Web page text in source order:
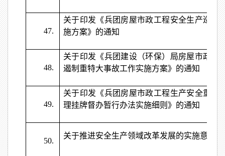
47.
关于印发《兵团房屋市政工程安全生产巡查
施方案》的通知
48.
关于印发《兵团建设（环保）局房屋市政工
遏制重特大事故工作实施方案》的通知
49.
关于印发《兵团房屋市政工程生产安全重大
理挂牌督办暂行办法实施细则》的通知
50.
关于推进安全生产领域改革发展的实施意见